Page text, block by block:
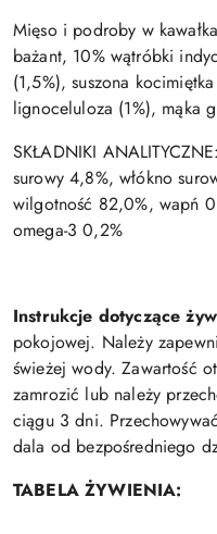
Mięso i podroby w
bażant, 10% wątróbki
(1,5%), suszona
lignoceluloza (1%), mąka
SKŁADNIKI
surowy 4,8%, włókno
wilgotność 82,0%, wapń
omega-3 0,2%
Instrukcje dotyczące
pokojowej. Należy
świeżej wody. Zawartość
zamrozić lub należy
ciągu 3 dni.
dala od bezpośredniego
TABELA ŻYWIENIA: